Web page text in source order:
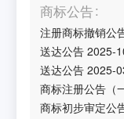
商标公告
注册商标撤销公
送达公告 2025-
送达公告 2025-
商标注册公告（
商标初步审定公